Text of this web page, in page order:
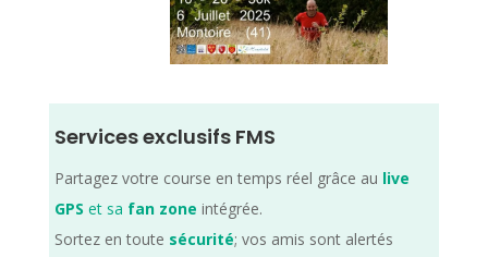
Services exclusifs FMS
Partagez votre course en temps réel grâce au live
GPS et sa fan zone intégrée.
Sortez en toute sécurité; vos amis sont alertés